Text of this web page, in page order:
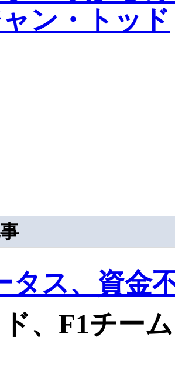
ン・トッド
タス、資金
ド、F1チー